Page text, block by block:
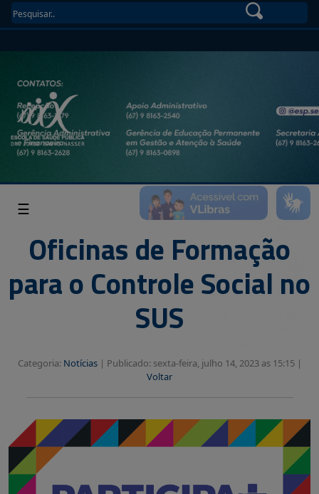
☰
Oficinas de Formação
para o Controle Social no
SUS
Categoria: Notícias| Publicado: sexta-feira, julho 14, 2023 as 15:15 |
Voltar